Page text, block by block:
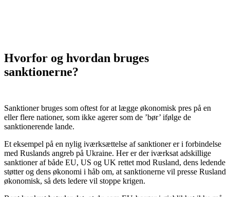
Hvorfor og hvordan bruges
sanktionerne?
Sanktioner bruges som oftest for at lægge økonomisk pres på en
eller flere nationer, som ikke agerer som de ’bør’ ifølge de
sanktionerende lande.
Et eksempel på en nylig iværksættelse af sanktioner er i forbindelse
med Ruslands angreb på Ukraine. Her er der iværksat adskillige
sanktioner af både EU, US og UK rettet mod Rusland, dens ledende
støtter og dens økonomi i håb om, at sanktionerne vil presse Rusland
økonomisk, så dets ledere vil stoppe krigen.